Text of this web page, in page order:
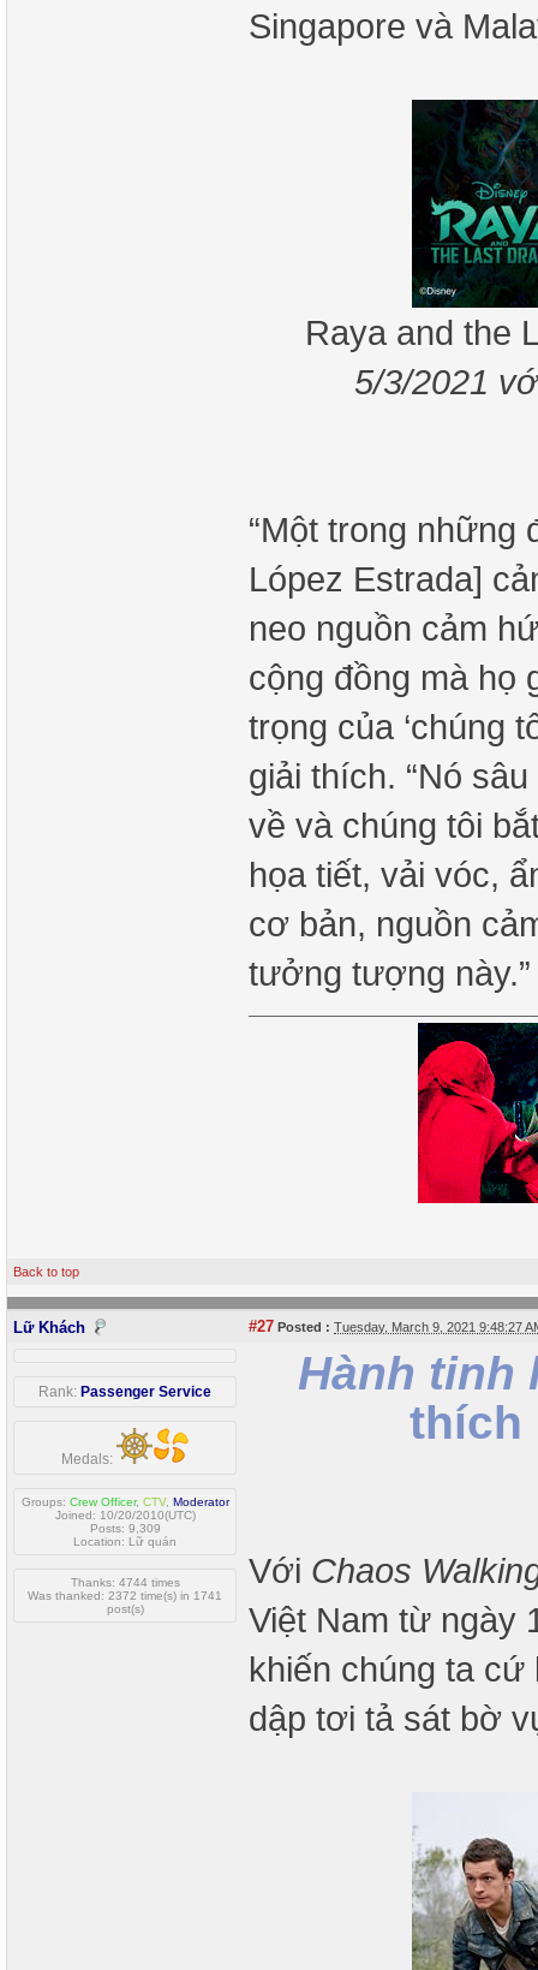
Singapore và
Raya and the
5/3/2021
“Một trong những
López Estrada]
neo nguồn cảm
cộng đồng mà họ
trọng của ‘chúng
giải thích. “Nó
về và chúng tôi
họa tiết, vải vóc,
cơ bản, nguồn
tưởng tượng
Back to top
Lữ Khách #27 Posted : Tuesday, March 9, 2021 9:48:27
Rank: Passenger Service
Medals:
Groups: Crew Officer, CTV, Moderator
Joined: 10/20/2010(UTC)
Posts: 9,309
Location: Lữ quán
Thanks: 4744 times
Was thanked: 2372 time(s) in 1741
post(s)
Hành tinh
thích
Với Chaos
Việt Nam từ ngày
khiến chúng ta cứ
dập tơi tả sát bờ